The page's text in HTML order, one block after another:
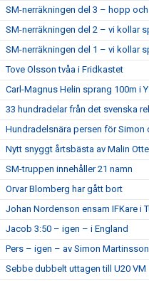
SM-nerräkningen del 3 – hopp
SM-nerräkningen del 2 – vi kollar
SM-nerräkningen del 1 – vi kollar
Tove Olsson tvåa i Fridkastet
Carl-Magnus Helin sprang 100m i
33 hundradelar från det svenska
Hundradelsnära persen för Simon
Nytt snyggt årtsbästa av Malin
SM-truppen innehåller 21 namn
Orvar Blomberg har gått bort
Johan Nordenson ensam IFKare i
Jacob 3:50 – igen – i England
Pers – igen – av Simon Martinsson
Sebbe dubbelt uttagen till U20 VM